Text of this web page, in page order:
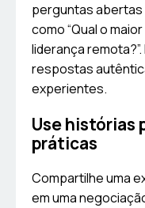
perguntas abertas
como “Qual o
liderança
respostas
experientes.
Use histórias
práticas
Compartilhe uma
em uma